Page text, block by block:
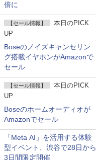
倍に
【セール情報】
本日のPICK
UP
Boseのノイズキャンセリン
グ搭載イヤホンがAmazonで
セール
【セール情報】
本日のPICK
UP
Boseのホームオーディオが
Amazonでセール
「Meta AI」を活用する体験
型イベント、渋谷で28日から
3日間限定開催